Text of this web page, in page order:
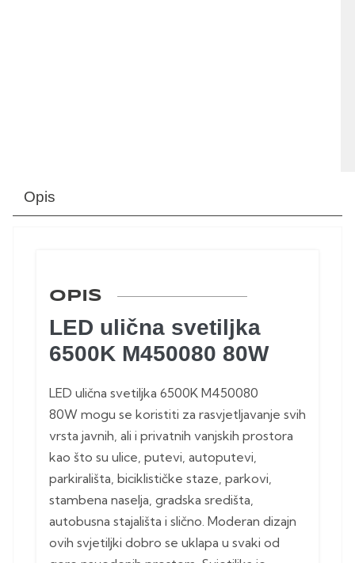
Opis
OPIS
LED ulična svetiljka
6500K M450080 80W
LED ulična svetiljka 6500K M450080
80W mogu se koristiti za rasvjetljavanje svih
vrsta javnih, ali i privatnih vanjskih prostora
kao što su ulice, putevi, autoputevi,
parkirališta, biciklističke staze, parkovi,
stambena naselja, gradska središta,
autobusna stajališta i slično. Moderan dizajn
ovih svjetiljki dobro se uklapa u svaki od